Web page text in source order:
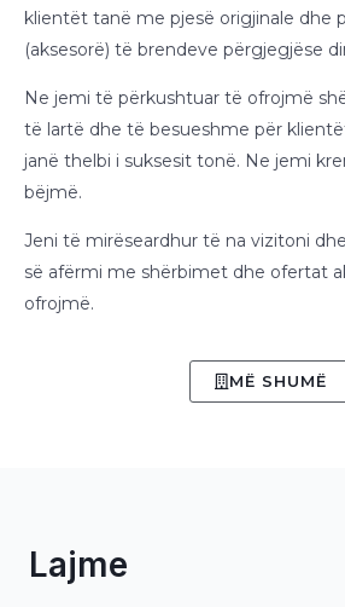
klientët tanë me pjesë origjinale dhe
(aksesorë) të brendeve përgjegjëse
Ne jemi të përkushtuar të ofrojmë
të lartë dhe të besueshme për
janë thelbi i suksesit tonë. Ne jemi
bëjmë.
Jeni të mirëseardhur të na vizitoni
së afërmi me shërbimet dhe ofertat
ofrojmë.
MË SHUMË
Lajme